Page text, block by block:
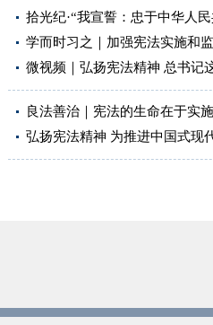
拾光纪·“我宣誓：忠于中华人
学而时习之｜加强宪法实施和
微视频｜弘扬宪法精神 总书记
良法善治｜宪法的生命在于实施
弘扬宪法精神 为推进中国式现